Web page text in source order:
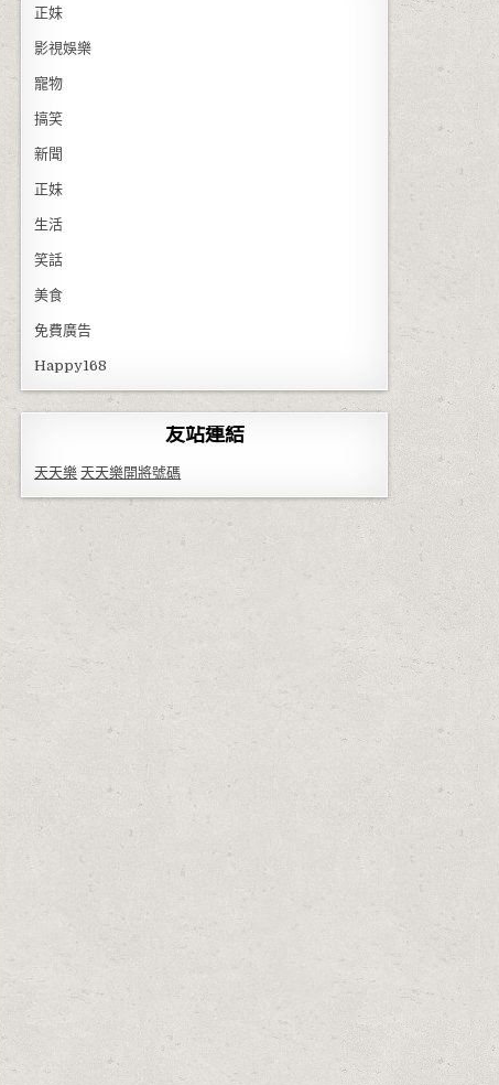
正妹
影視娛樂
寵物
搞笑
新聞
正妹
生活
笑話
美食
免費廣告
Happy168
友站連結
天天樂 天天樂開將號碼